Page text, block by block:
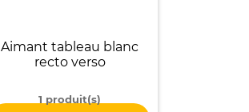
Aimant tableau blanc
recto verso
1 produit(s)